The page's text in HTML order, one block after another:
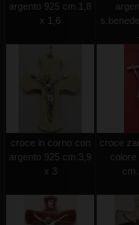
argento 925 cm.1,8
x 1,6
croce in corno con
argento 925 cm.3,9
x 3
croce
colore